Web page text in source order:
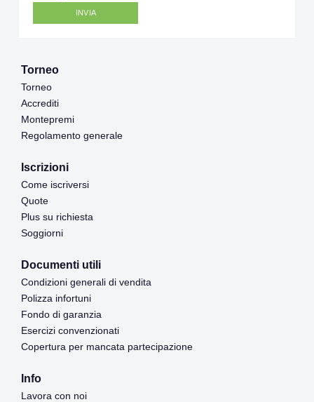
Torneo
Torneo
Accrediti
Montepremi
Regolamento generale
Iscrizioni
Come iscriversi
Quote
Plus su richiesta
Soggiorni
Documenti utili
Condizioni generali di vendita
Polizza infortuni
Fondo di garanzia
Esercizi convenzionati
Copertura per mancata partecipazione
Info
Lavora con noi